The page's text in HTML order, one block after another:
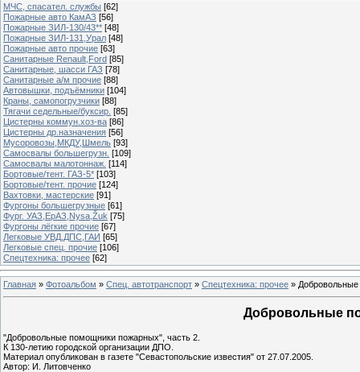
МЧС, спасател. службы [62]
Пожарные авто КамАЗ [56]
Пожарные ЗИЛ-130/43** [48]
Пожарные ЗИЛ-131,Урал [48]
Пожарные авто прочие [63]
Санитарные Renault,Ford [85]
Санитарные, шасси ГАЗ [78]
Санитарные а/м прочие [88]
Автовышки, подъёмники [104]
Краны, самопогрузчики [88]
Тягачи седельные/буксир. [85]
Цистерны коммун.хоз-ва [86]
Цистерны др.назначения [56]
Мусоровозы,МКДУ,Шмель [93]
Самосвалы большегрузн. [109]
Самосвалы малотоннаж. [114]
Бортовые/тент. ГАЗ-5* [103]
Бортовые/тент. прочие [124]
Вахтовки, мастерские [91]
Фургоны большегрузные [61]
Фург. УАЗ,ЕрАЗ,Nysa,Žuk [75]
Фургоны лёгкие прочие [67]
Легковые УВД,ДПС,ГАИ [65]
Легковые спец. прочие [106]
Спецтехника: прочее [62]
Главная » Фотоальбом » Спец. автотранспорт » Спецтехника: прочее »
Добровольные
"Добровольные помощники пожарных", часть 2.
К 130-летию городской организации ДПО.
Материал опубликован в газете "Севастопольские известия" от 27.07.2005.
Автор: И. Литовченко